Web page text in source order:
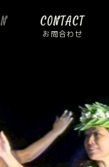
CONTACT
お問合わせ